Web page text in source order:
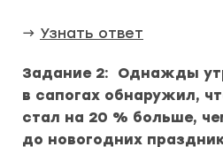
→ Узнать ответ
Задание 2: Однажды
в сапогах обнаружил,
стал на 20 % больше,
до новогодних